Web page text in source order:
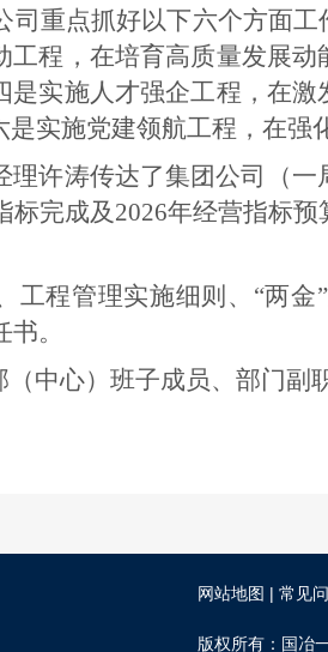
司重点抓好以下六个方面工
工程，在培育高质量发展
是实施人才强企工程，在
是实施党建领航工程，在强
理许涛传达了集团公司（一
标完成及2026年经营指标
工程管理实施细则、 “两金
。
中心）班子成员、部门副
网站地图 | 常见
版权所有：国冶